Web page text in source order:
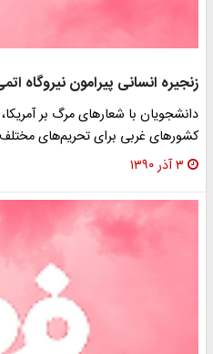
زنجیره انسانی پیرامون نیروگاه
دانشجویان با شعارهای مرگ بر
کشورهای غربی برای تحریم‌های مختلف
۳ آذر ۱۳۹۰